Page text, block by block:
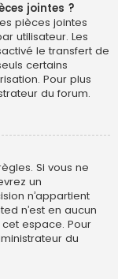
jointes ?
pièces jointes
utilisateur. Les
le transfert de
certains
Pour plus
du forum.
Si vous ne
un
n’appartient
n’est en aucun
espace. Pour
du